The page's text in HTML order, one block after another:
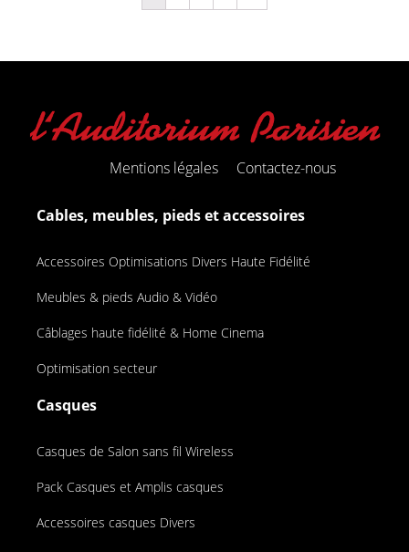
Mentions légales Contactez-nous
Cables, meubles, pieds et accessoires
Accessoires Optimisations Divers Haute Fidélité
Meubles & pieds Audio & Vidéo
Câblages haute fidélité & Home Cinema
Optimisation secteur
Casques
Casques de Salon sans fil Wireless
Pack Casques et Amplis casques
Accessoires casques Divers